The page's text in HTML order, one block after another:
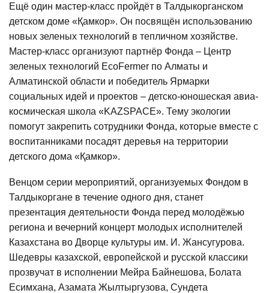
Ещё один мастер-класс пройдёт в Талдыкорганском
детском доме «Қамкор». Он посвящён использованию
новых зеленых технологий в тепличном хозяйстве.
Мастер-класс организуют партнёр Фонда – Центр
зеленых технологий EcoFermer по Алматы и
Алматинской области и победитель Ярмарки
социальных идей и проектов – детско-юношеская авиа-
космическая школа «KAZSPACE». Тему экологии
помогут закрепить сотрудники Фонда, которые вместе с
воспитанниками посадят деревья на территории
детского дома «Қамкор».
Венцом серии мероприятий, организуемых Фондом в
Талдыкоргане в течение одного дня, станет
презентация деятельности Фонда перед молодёжью
региона и вечерний концерт молодых исполнителей
Казахстана во Дворце культуры им. И. Жансугурова.
Шедевры казахской, европейской и русской классики
прозвучат в исполнении Мейра Байнешова, Болата
Есимхана, Азамата Жылтыргузова, Сундета